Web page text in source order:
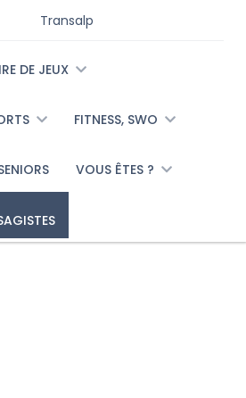
DE JEUX
FITNESS, SWO
VOUS ÊTES ?